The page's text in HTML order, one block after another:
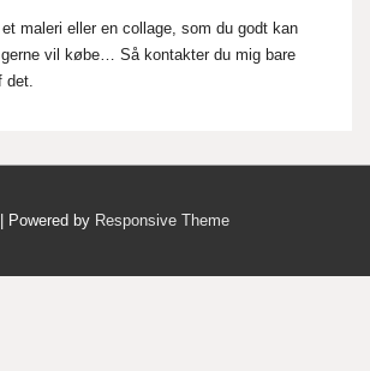
maleri eller en collage, som du godt kan
vil købe… Så kontakter du mig bare
det.
| Powered by Responsive Theme